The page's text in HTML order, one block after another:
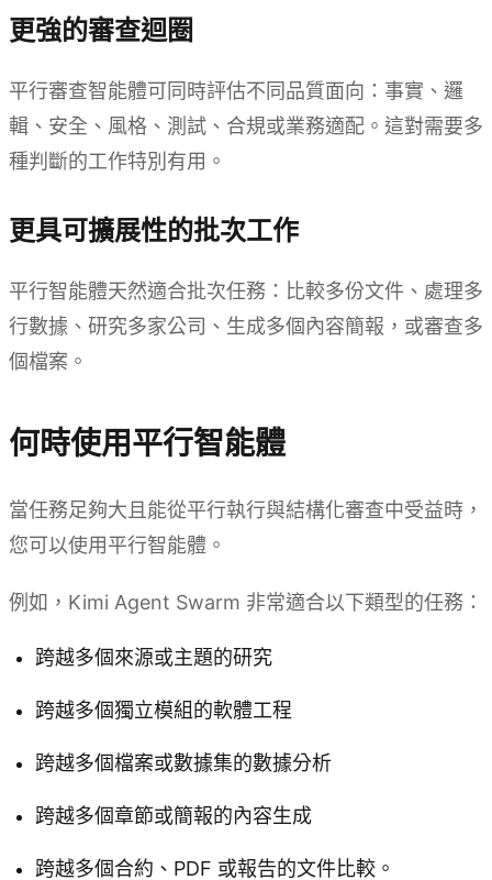
更強的審查迴圈
平行審查智能體可同時評估不同品質面向：事實、邏
輯、安全、風格、測試、合規或業務適配。這對需要多
種判斷的工作特別有用。
更具可擴展性的批次工作
平行智能體天然適合批次任務：比較多份文件、處理多
行數據、研究多家公司、生成多個內容簡報，或審查多
個檔案。
何時使用平行智能體
當任務足夠大且能從平行執行與結構化審查中受益時，
您可以使用平行智能體。
例如，Kimi Agent Swarm 非常適合以下類型的任務：
跨越多個來源或主題的研究
跨越多個獨立模組的軟體工程
跨越多個檔案或數據集的數據分析
跨越多個章節或簡報的內容生成
跨越多個合約、PDF 或報告的文件比較。